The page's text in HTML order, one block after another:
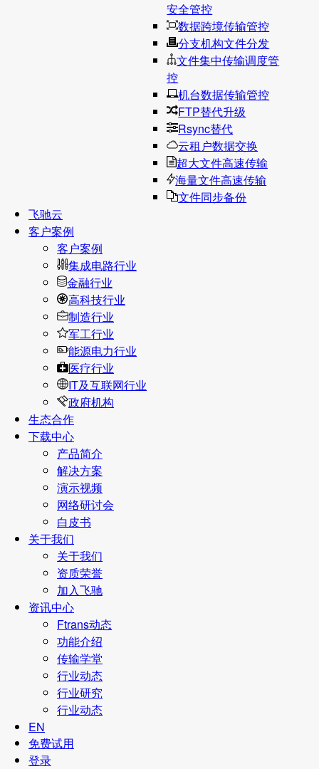
安全管控
数据跨境传输管控
分支机构文件分发
文件集中传输调度管
控
机台数据传输管控
FTP替代升级
Rsync替代
云租户数据交换
超大文件高速传输
海量文件高速传输
文件同步备份
飞驰云
客户案例
客户案例
集成电路行业
金融行业
高科技行业
制造行业
军工行业
能源电力行业
医疗行业
IT及互联网行业
政府机构
生态合作
下载中心
产品简介
解决方案
演示视频
网络研讨会
白皮书
关于我们
关于我们
资质荣誉
加入飞驰
资讯中心
Ftrans动态
功能介绍
传输学堂
行业动态
行业研究
行业动态
EN
免费试用
登录